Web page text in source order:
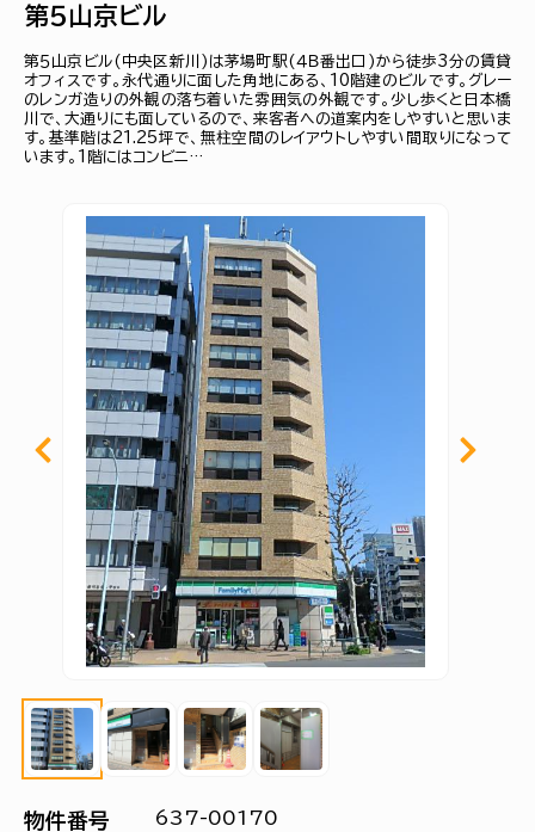
第５山京ビル
第５山京ビル(中央区新川)は茅場町駅(４Ｂ番出口)から徒歩3分の賃貸
オフィスです。永代通りに面した角地にある、10階建のビルです。グレー
のレンガ造りの外観の落ち着いた雰囲気の外観です。少し歩くと日本橋
川で、大通りにも面しているので、来客者への道案内をしやすいと思いま
す。基準階は21.25坪で、無柱空間のレイアウトしやすい間取りになって
います。1階にはコンビニ…
物件番号 637-00170